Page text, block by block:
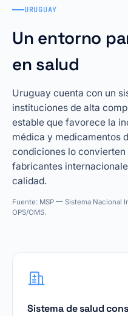
URUGUAY
Un entorno
en salud
Uruguay cuenta con un
instituciones de alta
estable que favorece la
médica y medicamentos
condiciones lo
fabricantes
calidad.
Fuente: MSP — Sistema Nacional
OPS/OMS.
Sistema de salud